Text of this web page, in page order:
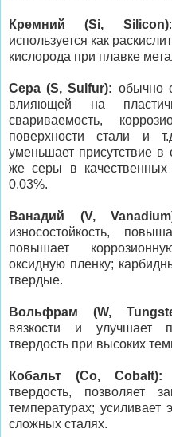
Кремний (Si, Silicon)
используется как
кислорода при плавке
Сера (S, Sulfur): обычно
влияющей на
свариваемость,
поверхности стали и
уменьшает присутствие
же серы в
0.03%.
Ванадий (V,
износостойкость,
повышает
оксидную пленку;
твердые.
Вольфрам (W,
вязкости и улучшает
твердость при высоких
Кобальт (Co, Cobalt):
твердость, позволяет
температурах;
сложных сталях.